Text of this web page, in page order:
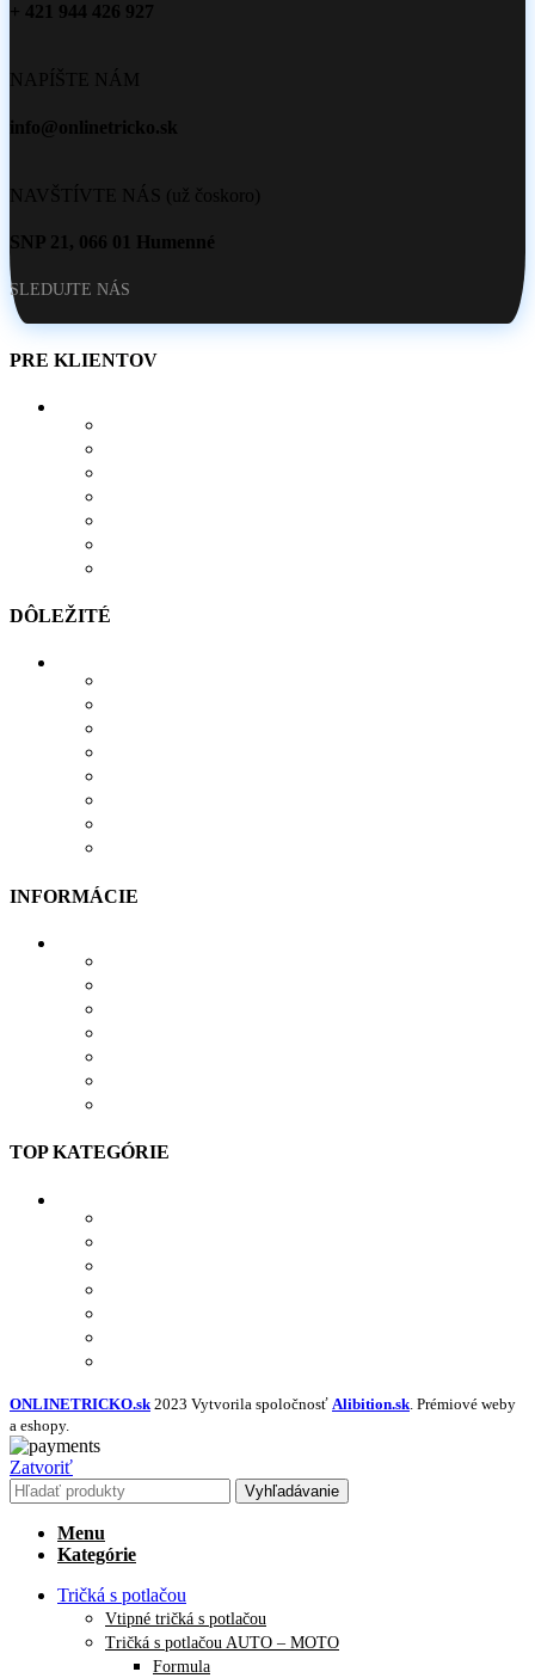
+ 421 944 426 927
NAPÍŠTE NÁM
info@onlinetricko.sk
NAVŠTÍVTE NÁS (už čoskoro)
SNP 21, 066 01 Humenné
SLEDUJTE NÁS
PRE KLIENTOV
DÔLEŽITÉ
INFORMÁCIE
TOP KATEGÓRIE
ONLINETRICKO.sk 2023 Vytvorila spoločnosť Alibition.sk . Prémiové weby
a eshopy.
Zatvoriť
Vyhľadávanie
Menu
Kategórie
Tričká s potlačou
Vtipné tričká s potlačou
Tričká s potlačou AUTO – MOTO
Formula